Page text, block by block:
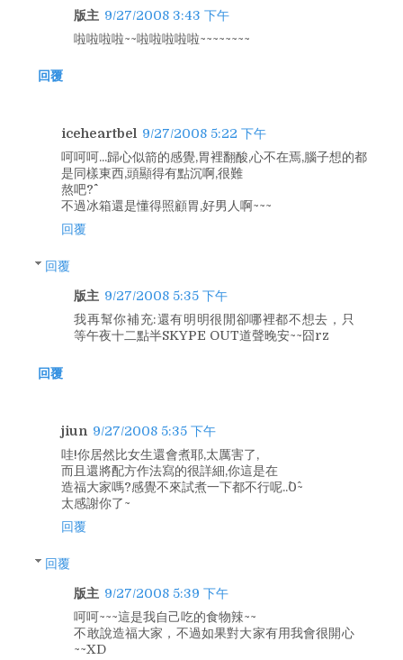
版主 9/27/2008 3:43 下午
啦啦啦啦~~啦啦啦啦啦~~~~~~~~
回覆
iceheartbel 9/27/2008 5:22 下午
呵呵呵...歸心似箭的感覺,胃裡翻酸,心不在焉,腦子想的都
是同樣東西,頭顯得有點沉啊,很難
熬吧?^^
不過冰箱還是懂得照顧胃,好男人啊~~~
回覆
回覆
版主 9/27/2008 5:35 下午
我再幫你補充:還有明明很閒卻哪裡都不想去，只
等午夜十二點半SKYPE OUT道聲晚安~~囧rz
回覆
jiun 9/27/2008 5:35 下午
哇!你居然比女生還會煮耶,太厲害了,
而且還將配方作法寫的很詳細,你這是在
造福大家嗎?感覺不來試煮一下都不行呢..^0^~
太感謝你了~
回覆
回覆
版主 9/27/2008 5:39 下午
呵呵~~~這是我自己吃的食物辣~~
不敢說造福大家，不過如果對大家有用我會很開心
~~XD